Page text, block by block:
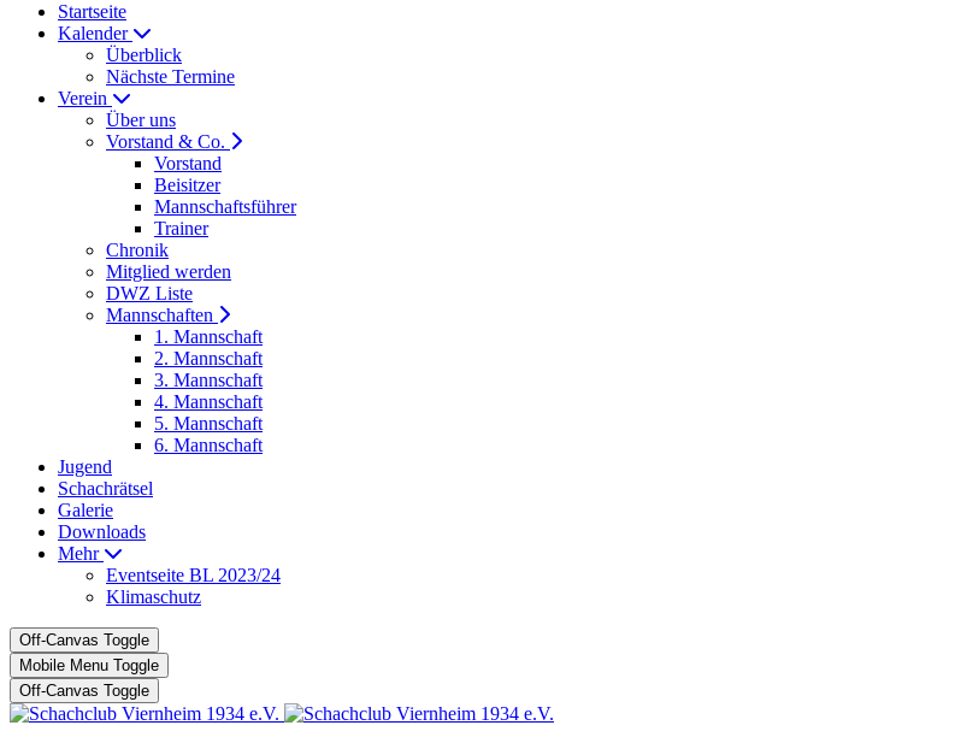
Startseite
Kalender
Überblick
Nächste Termine
Verein
Über uns
Vorstand & Co.
Vorstand
Beisitzer
Mannschaftsführer
Trainer
Chronik
Mitglied werden
DWZ Liste
Mannschaften
1. Mannschaft
2. Mannschaft
3. Mannschaft
4. Mannschaft
5. Mannschaft
6. Mannschaft
Jugend
Schachrätsel
Galerie
Downloads
Mehr
Eventseite BL 2023/24
Klimaschutz
Off-Canvas Toggle
Mobile Menu Toggle
Off-Canvas Toggle